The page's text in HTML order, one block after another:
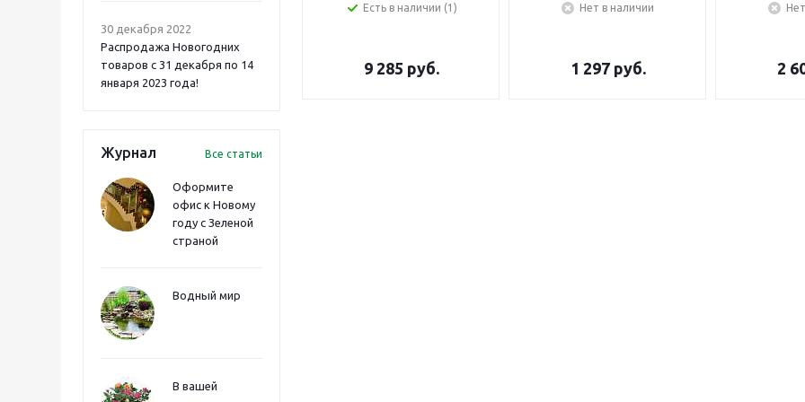
30 декабря 2022
Распродажа Новогодних
товаров с 31 декабря по 14
января 2023 года!
Журнал Все статьи
Оформите
офис к Новому
году с Зеленой
страной
Водный мир
В вашей
Есть в наличии (1)
9 285 руб.
Нет в наличии
1 297руб. 2